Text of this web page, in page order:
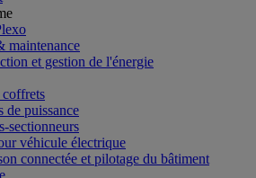
maintenance
et gestion de l'énergie
de puissance
sectionneurs
véhicule électrique
connectée et pilotage du bâtiment